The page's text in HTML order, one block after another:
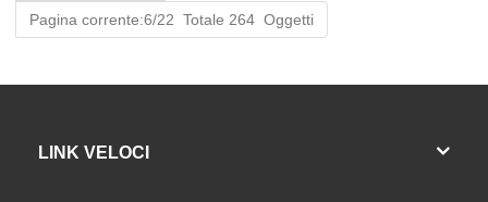
Pagina corrente:6/22 Totale 264 Oggetti
LINK VELOCI